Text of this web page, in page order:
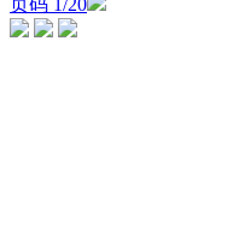
页码 1/20